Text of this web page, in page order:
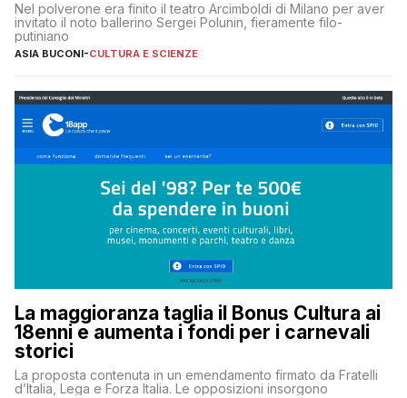
Nel polverone era finito il teatro Arcimboldi di Milano per aver
invitato il noto ballerino Sergei Polunin, fieramente filo-
putiniano
ASIA BUCONI-CULTURA E SCIENZE
La maggioranza taglia il Bonus Cultura ai
18enni e aumenta i fondi per i carnevali
storici
La proposta contenuta in un emendamento firmato da Fratelli
d’Italia, Lega e Forza Italia. Le opposizioni insorgono